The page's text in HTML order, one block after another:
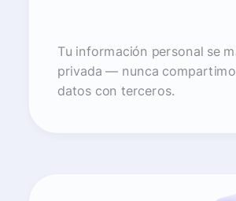
Tu información personal se
privada — nunca
datos con terceros.